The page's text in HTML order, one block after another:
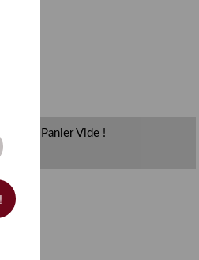
Panier Vide !